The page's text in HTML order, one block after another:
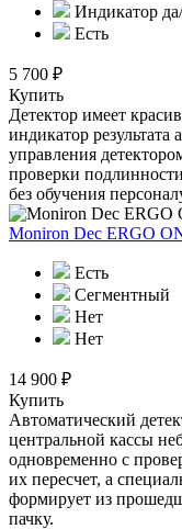
Индикатор
Есть
5 700 ₽
Купить
Детектор имеет
индикатор
управления
проверки
без обучения
Moniron Dec ERGO
Есть
Сегментный
Нет
Нет
14 900 ₽
Купить
Автоматический
центральной кассы
одновременно с
их пересчет, а
формирует из
пачку.